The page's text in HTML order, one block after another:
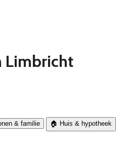
Limbricht
& familie
🏠 Huis & hypotheek